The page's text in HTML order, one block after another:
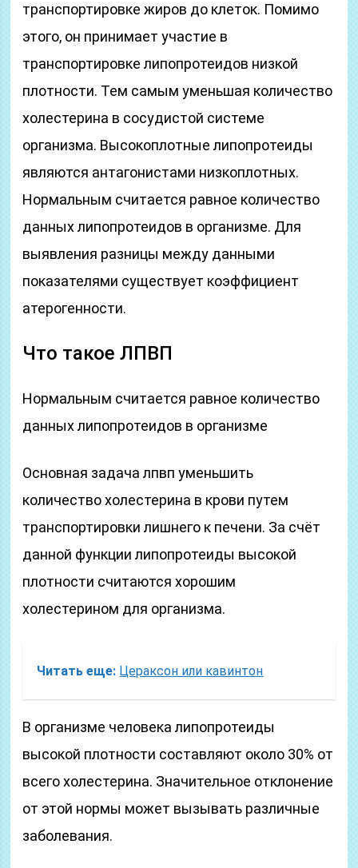
транспортировке жиров до клеток. Помимо
этого, он принимает участие в
транспортировке липопротеидов низкой
плотности. Тем самым уменьшая количество
холестерина в сосудистой системе
организма. Высокоплотные липопротеиды
являются антагонистами низкоплотных.
Нормальным считается равное количество
данных липопротеидов в организме. Для
выявления разницы между данными
показателями существует коэффициент
атерогенности.
Что такое ЛПВП
Нормальным считается равное количество
данных липопротеидов в организме
Основная задача лпвп уменьшить
количество холестерина в крови путем
транспортировки лишнего к печени. За счёт
данной функции липопротеиды высокой
плотности считаются хорошим
холестерином для организма.
Читать еще: Цераксон или кавинтон
В организме человека липопротеиды
высокой плотности составляют около 30% от
всего холестерина. Значительное отклонение
от этой нормы может вызывать различные
заболевания.